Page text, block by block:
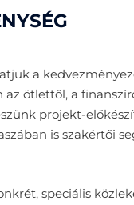
a
ötlettől, a
projekt-
is szakértői
speciális